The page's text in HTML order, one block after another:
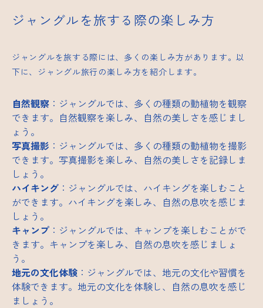
ジャングルを旅する際の楽しみ方
ジャングルを旅する際には、多くの楽しみ方があります。以
下に、ジャングル旅行の楽しみ方を紹介します。
自然観察 ：ジャングルでは、多くの種類の動植物を観察
できます。自然観察を楽しみ、自然の美しさを感じまし
ょう。
写真撮影 ：ジャングルでは、多くの種類の動植物を撮影
できます。写真撮影を楽しみ、自然の美しさを記録しま
しょう。
ハイキング ：ジャングルでは、ハイキングを楽しむこと
ができます。ハイキングを楽しみ、自然の息吹を感じま
しょう。
キャンプ ：ジャングルでは、キャンプを楽しむことがで
きます。キャンプを楽しみ、自然の息吹を感じましょ
う。
地元の文化体験 ：ジャングルでは、地元の文化や習慣を
体験できます。地元の文化を体験し、自然の息吹を感じ
ましょう。